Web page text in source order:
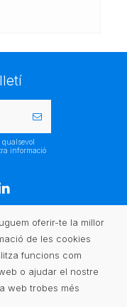
qualsevol
informació
oferir-te la millor
de les cookies
funcions com
o ajudar el nostre
web trobes més